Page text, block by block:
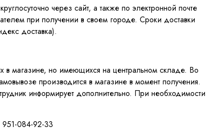
через сайт, а также по электронной почте
при получении в своем городе. Сроки доставки
доставка).
в магазине, но имеющихся на центральном складе. Во
производится в магазине в момент получения.
информирует дополнительно. При необходимости
951-084-92-33